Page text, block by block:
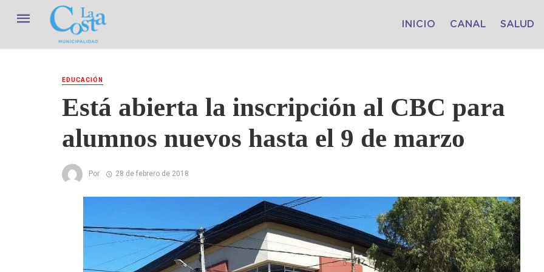
INICIO CANAL SALUD
EDUCACIÓN
Está abierta la inscripción al CBC para
alumnos nuevos hasta el 9 de marzo
Por 28 de febrero de 2018